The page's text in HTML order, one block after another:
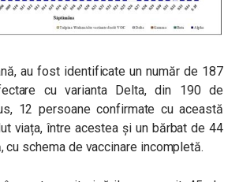
au fost identificate un număr de 187
cu varianta Delta, din 190 de
12 persoane confirmate cu această
viața, între acestea și un bărbat de 44
cu schema de vaccinare incompletă.